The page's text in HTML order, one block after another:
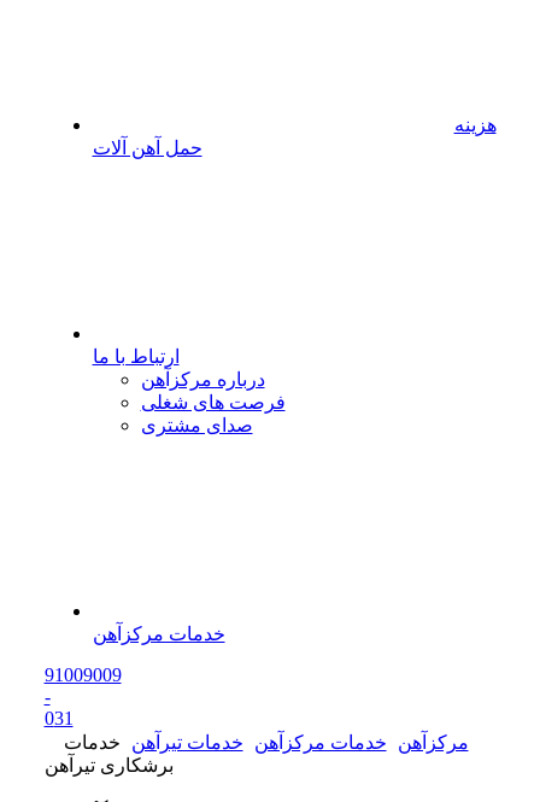
هزینه
حمل آهن آلات
ارتباط با ما
درباره مرکزآهن
فرصت های شغلی
صدای مشتری
خدمات مرکزآهن
91009009
-
031
مرکزآهن
خدمات مرکزآهن خدمات تیرآهن
خدمات
برشکاری تیرآهن